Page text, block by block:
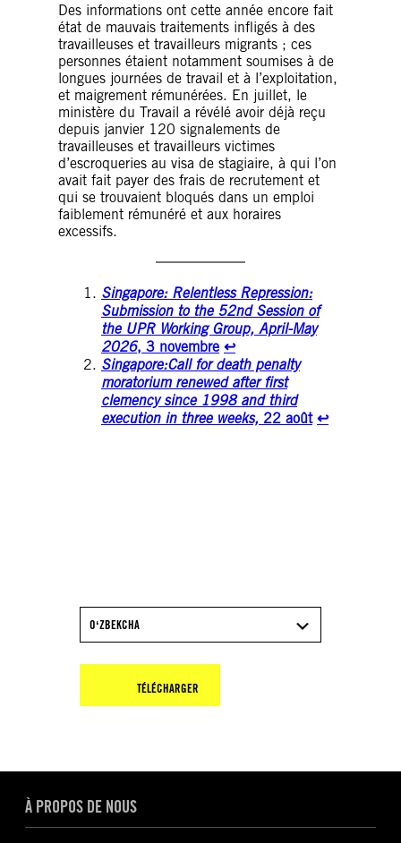
Des informations ont cette année encore fait
état de mauvais traitements infligés à des
travailleuses et travailleurs migrants ; ces
personnes étaient notamment soumises à de
longues journées de travail et à l’exploitation,
et maigrement rémunérées. En juillet, le
ministère du Travail a révélé avoir déjà reçu
depuis janvier 120 signalements de
travailleuses et travailleurs victimes
d’escroqueries au visa de stagiaire, à qui l’on
avait fait payer des frais de recrutement et
qui se trouvaient bloqués dans un emploi
faiblement rémunéré et aux horaires
excessifs.
Singapore: Relentless Repression:
Submission to the 52nd Session of
the UPR Working Group, April-May
2026, 3 novembre ↩︎
Singapore:Call for death penalty
moratorium renewed after first
clemency since 1998 and third
execution in three weeks, 22 août ↩︎
OʻZBEKCHA
TÉLÉCHARGER
À PROPOS DE NOUS